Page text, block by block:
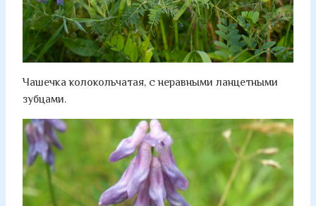
Чашечка колокольчатая, с неравными ланцетными
зубцами.